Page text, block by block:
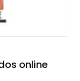
online